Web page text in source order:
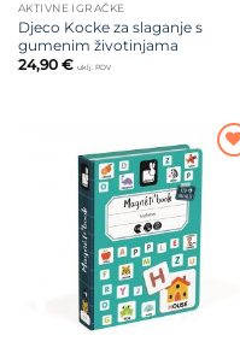
AKTIVNE IGRAČKE
Djeco Kocke za slaganje s
gumenim životinjama
24,90 € uklj. PDV
Dodajte